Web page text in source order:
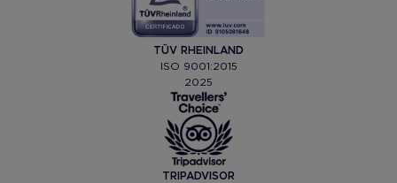
TÜV RHEINLAND
ISO 9001:2015
2025
TRIPADVISOR